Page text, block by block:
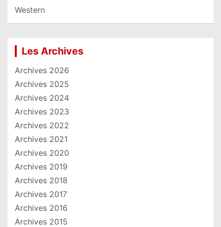
Western
Les Archives
Archives 2026
Archives 2025
Archives 2024
Archives 2023
Archives 2022
Archives 2021
Archives 2020
Archives 2019
Archives 2018
Archives 2017
Archives 2016
Archives 2015